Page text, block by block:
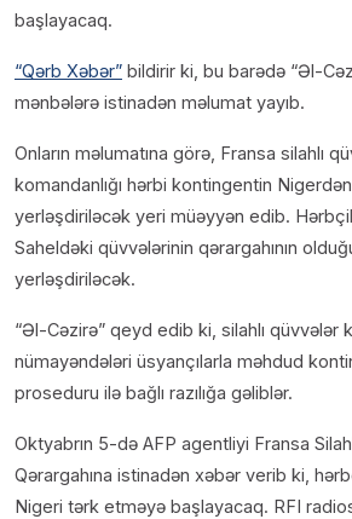
başlayacaq.
“Qərb Xəbər” bildirir ki, bu barədə “Əl-
mənbələrə istinadən məlumat yayıb.
Onların məlumatına görə, Fransa silahlı
komandanlığı hərbi kontingentin
yerləşdiriləcək yeri müəyyən edib.
Saheldəki qüvvələrinin qərargahının
yerləşdiriləcək.
“Əl-Cəzirə” qeyd edib ki, silahlı qüvvələr
nümayəndələri üsyançılarla məhdud
proseduru ilə bağlı razılığa gəliblər.
Oktyabrın 5-də AFP agentliyi Fransa
Qərargahına istinadən xəbər verib ki,
Nigeri tərk etməyə başlayacaq. RFI